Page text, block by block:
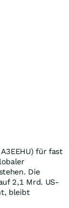
für fast
Die
2,1 Mrd. US-
bleibt